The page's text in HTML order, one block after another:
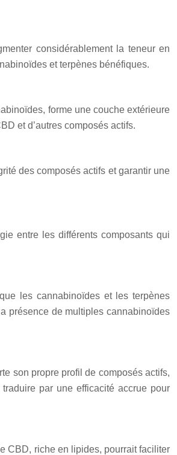
considérablement la teneur en
et terpènes bénéfiques.
forme une couche extérieure
et d’autres composés actifs.
des composés actifs et garantir une
entre les différents composants qui
les cannabinoïdes et les terpènes
présence de multiples cannabinoïdes
son propre profil de composés actifs,
par une efficacité accrue pour
CBD, riche en lipides, pourrait faciliter